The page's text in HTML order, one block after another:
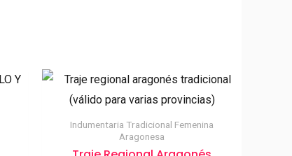
Indumentaria Tradicional Femenina
Aragonesa